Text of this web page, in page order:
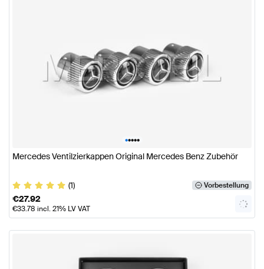
•••••
Mercedes Ventilzierkappen Original Mercedes Benz Zubehör
(1) Vorbestellung
€27.92
€33.78 incl. 21% LV VAT